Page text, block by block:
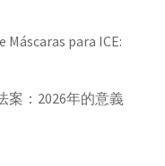
para ICE:
案：2026年的意義